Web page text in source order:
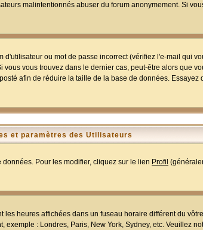
malintentionnés abuser du forum anonymement. Si
ou mot de passe incorrect (vérifiez l'e-mail qui
vous trouvez dans le dernier cas, peut-être alors que
afin de réduire la taille de la base de données.
et paramètres des Utilisateurs
Pour les modifier, cliquez sur le lien Profil
heures affichées dans un fuseau horaire différent du
: Londres, Paris, New York, Sydney, etc. Veuillez